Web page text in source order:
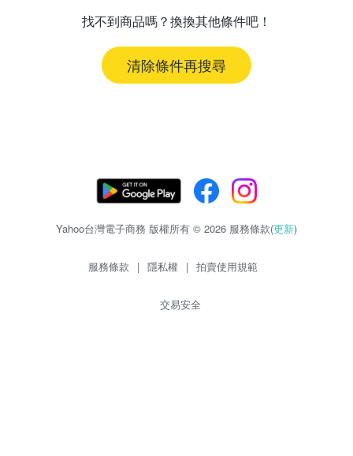
找不到商品嗎？換換其他條件吧！
清除條件再搜尋
Yahoo台灣電子商務 版權所有 © 2026 服務條款(更新)
服務條款 | 隱私權 | 拍賣使用規範
交易安全